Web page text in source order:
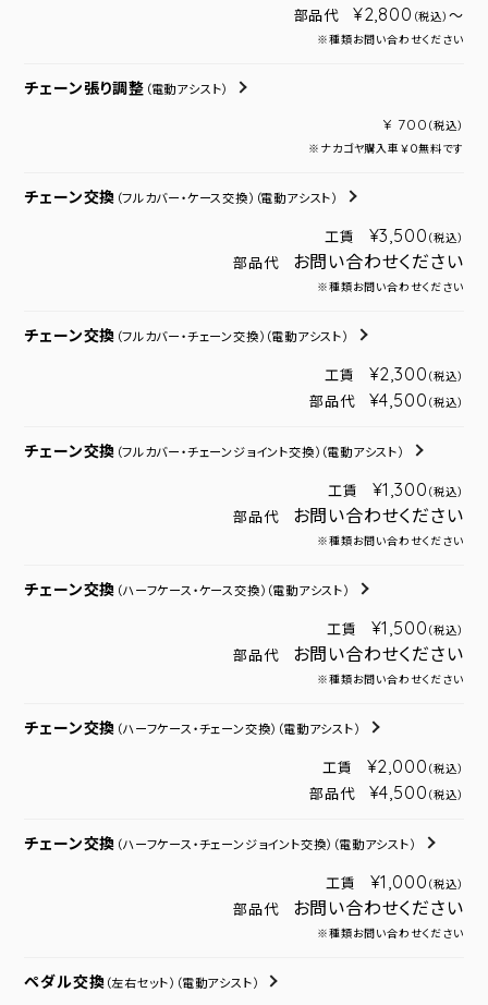
部品代 ¥2,800 （税込） ～
※種類お問い合わせください
チェーン張り調整 （電動アシスト）
¥ 700 （税込）
※ナカゴヤ購入車￥０無料です
チェーン交換 （フルカバー・ケース交換） （電動アシスト）
工賃 ¥3,500 （税込）
部品代 お問い合わせください
※種類お問い合わせください
チェーン交換 （フルカバー・チェーン交換） （電動アシスト）
工賃 ¥2,300 （税込）
部品代 ¥4,500 （税込）
チェーン交換 （フルカバー・チェーンジョイント交換） （電動アシスト）
工賃 ¥1,300 （税込）
部品代 お問い合わせください
※種類お問い合わせください
チェーン交換 （ハーフケース・ケース交換） （電動アシスト）
工賃 ¥1,500 （税込）
部品代 お問い合わせください
※種類お問い合わせください
チェーン交換 （ハーフケース・チェーン交換） （電動アシスト）
工賃 ¥2,000 （税込）
部品代 ¥4,500 （税込）
チェーン交換 （ハーフケース・チェーンジョイント交換） （電動アシスト）
工賃 ¥1,000 （税込）
部品代 お問い合わせください
※種類お問い合わせください
ペダル交換 （左右セット） （電動アシスト）